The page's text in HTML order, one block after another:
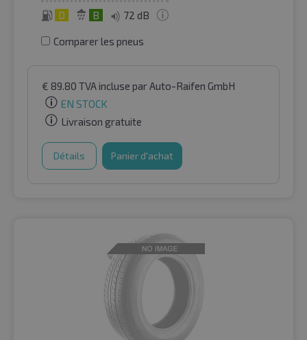
D B 72 dB
Comparer les pneus
€ 89.80 TVA incluse par Auto-Raifen GmbH
EN STOCK
Livraison gratuite
Détails Panier d'achat